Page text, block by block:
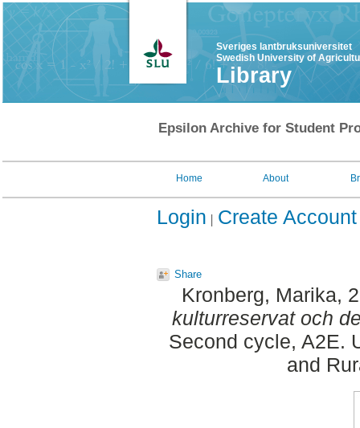
Sveriges lantbruksuniversitet
Swedish University of
Library
Epsilon Archive for Student
Home About
Login Create Account
Share
Kronberg, Marika,
kulturreservat och
Second cycle, A2E.
and